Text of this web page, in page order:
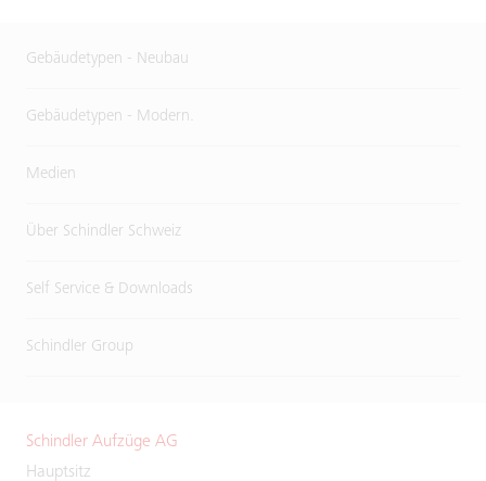
Gebäudetypen - Neubau
Gebäudetypen - Modern.
Medien
Über Schindler Schweiz
Self Service & Downloads
Schindler Group
Schindler Aufzüge AG
Hauptsitz